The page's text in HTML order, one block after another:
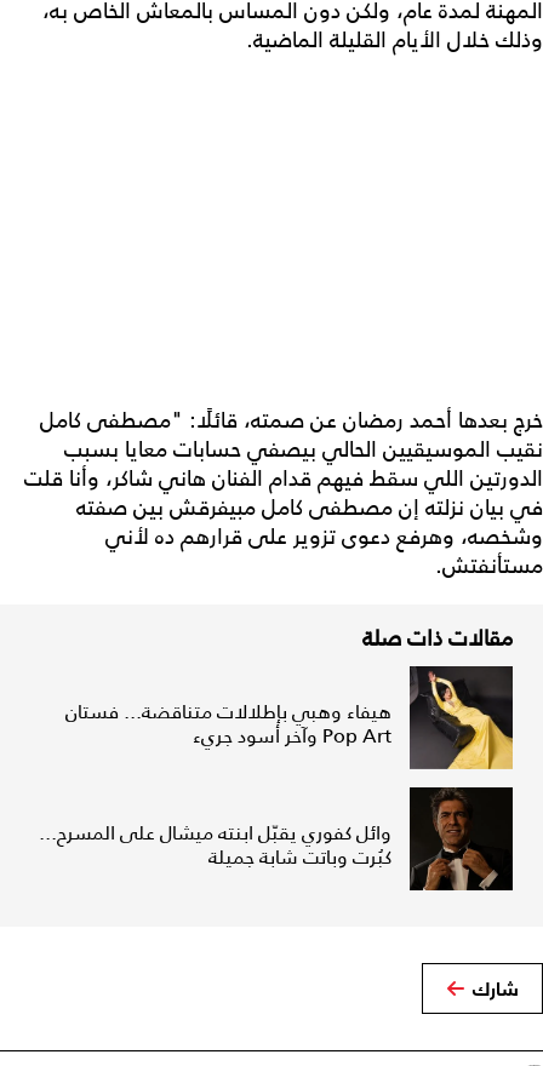
المهنة لمدة عام، ولكن دون المساس بالمعاش الخاص به،
وذلك خلال الأيام القليلة الماضية.
خرج بعدها أحمد رمضان عن صمته، قائلًا: "مصطفى كامل
نقيب الموسيقيين الحالي بيصفي حسابات معايا بسبب
الدورتين اللي سقط فيهم قدام الفنان هاني شاكر، وأنا قلت
في بيان نزلته إن مصطفى كامل مبيفرقش بين صفته
وشخصه، وهرفع دعوى تزوير على قرارهم ده لأني
مستأنفتش.
مقالات ذات صلة
هيفاء وهبي بإطلالات متناقضة... فستان
Pop Art وآخر أسود جريء
وائل كفوري يقبّل ابنته ميشال على المسرح...
كبُرت وباتت شابة جميلة
شارك